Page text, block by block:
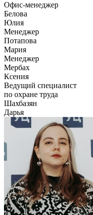
Офис-менеджер
Белова
Юлия
Менеджер
Потапова
Мария
Менеджер
Мербах
Ксения
Ведущий специалист
по охране труда
Шахбазян
Дарья